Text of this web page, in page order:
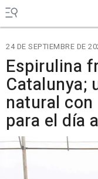
24 DE SEPTIEMBRE DE
Espirulina
Catalunya;
natural
para el día